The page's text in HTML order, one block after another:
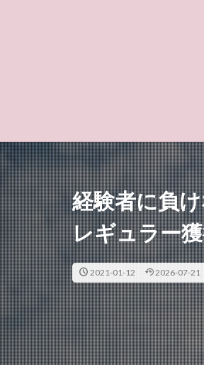
経験者に負
レギュラー
2021-01-12 2026-07-21